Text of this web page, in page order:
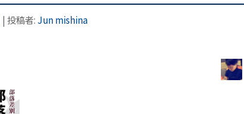
| 投稿者: Jun mishina